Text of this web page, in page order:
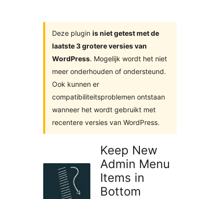
Deze plugin is niet getest met de
laatste 3 grotere versies van
WordPress. Mogelijk wordt het niet
meer onderhouden of ondersteund.
Ook kunnen er
compatibiliteitsproblemen ontstaan
wanneer het wordt gebruikt met
recentere versies van WordPress.
Keep New
Admin Menu
Items in
Bottom